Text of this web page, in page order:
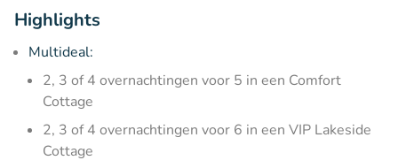
Highlights
Multideal:
2, 3 of 4 overnachtingen voor 5 in een Comfort
Cottage
2, 3 of 4 overnachtingen voor 6 in een VIP Lakeside
Cottage